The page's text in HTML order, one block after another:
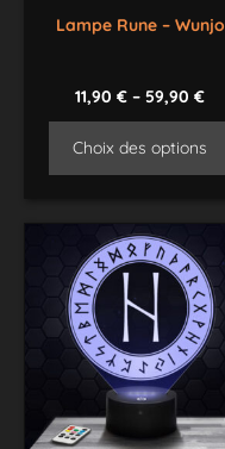
Lampe Rune – Wunjo
11,90€ –59,90€
Choix des options